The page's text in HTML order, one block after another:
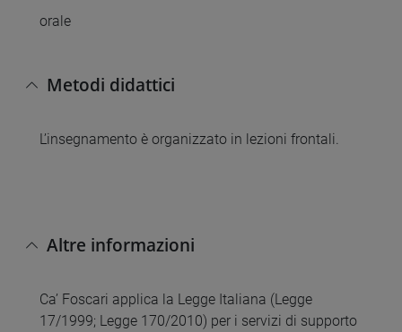
orale
Metodi didattici
L’insegnamento è organizzato in lezioni frontali.
Altre informazioni
Ca’ Foscari applica la Legge Italiana (Legge
17/1999; Legge 170/2010) per i servizi di supporto